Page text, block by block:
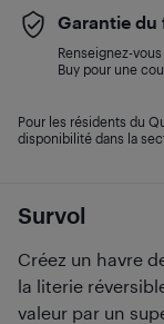
Survol
Créez un havre
la literie
valeur par un
Garantie du
Renseignez-
Buy pour une
Pour les résidents du
disponibilité dans la